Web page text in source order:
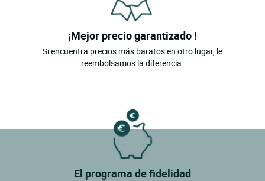
¡Mejor precio garantizado !
Si encuentra precios más baratos en otro lugar, le
reembolsamos la diferencia.
El programa de fidelidad